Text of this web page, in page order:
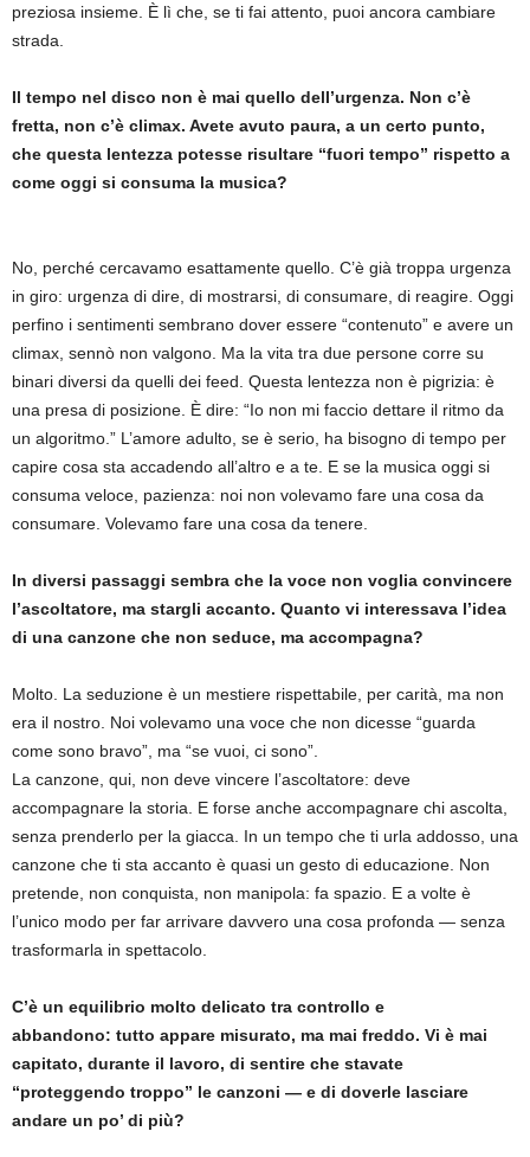
preziosa insieme. È lì che, se ti fai attento, puoi ancora cambiare
strada.
Il tempo nel disco non è mai quello dell’urgenza. Non c’è
fretta, non c’è climax. Avete avuto paura, a un certo punto,
che questa lentezza potesse risultare “fuori tempo” rispetto a
come oggi si consuma la musica?
No, perché cercavamo esattamente quello. C’è già troppa urgenza
in giro: urgenza di dire, di mostrarsi, di consumare, di reagire. Oggi
perfino i sentimenti sembrano dover essere “contenuto” e avere un
climax, sennò non valgono. Ma la vita tra due persone corre su
binari diversi da quelli dei feed. Questa lentezza non è pigrizia: è
una presa di posizione. È dire: “Io non mi faccio dettare il ritmo da
un algoritmo.” L’amore adulto, se è serio, ha bisogno di tempo per
capire cosa sta accadendo all’altro e a te. E se la musica oggi si
consuma veloce, pazienza: noi non volevamo fare una cosa da
consumare. Volevamo fare una cosa da tenere.
In diversi passaggi sembra che la voce non voglia convincere
l’ascoltatore, ma stargli accanto. Quanto vi interessava l’idea
di una canzone che non seduce, ma accompagna?
Molto. La seduzione è un mestiere rispettabile, per carità, ma non
era il nostro. Noi volevamo una voce che non dicesse “guarda
come sono bravo”, ma “se vuoi, ci sono”.
La canzone, qui, non deve vincere l’ascoltatore: deve
accompagnare la storia. E forse anche accompagnare chi ascolta,
senza prenderlo per la giacca. In un tempo che ti urla addosso, una
canzone che ti sta accanto è quasi un gesto di educazione. Non
pretende, non conquista, non manipola: fa spazio. E a volte è
l’unico modo per far arrivare davvero una cosa profonda — senza
trasformarla in spettacolo.
C’è un equilibrio molto delicato tra controllo e
abbandono: tutto appare misurato, ma mai freddo. Vi è mai
capitato, durante il lavoro, di sentire che stavate
“proteggendo troppo” le canzoni — e di doverle lasciare
andare un po’ di più?